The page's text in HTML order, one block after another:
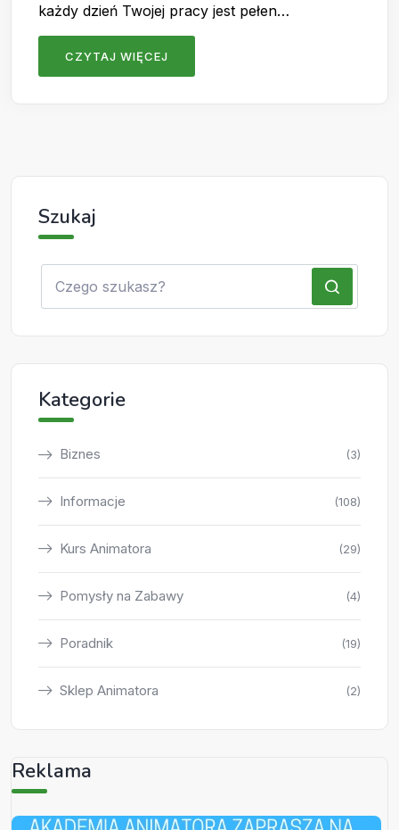
każdy dzień Twojej pracy jest pełen…
CZYTAJ WIĘCEJ
Szukaj
Kategorie
Biznes (3)
Informacje (108)
Kurs Animatora (29)
Pomysły na Zabawy (4)
Poradnik (19)
Sklep Animatora (2)
Reklama